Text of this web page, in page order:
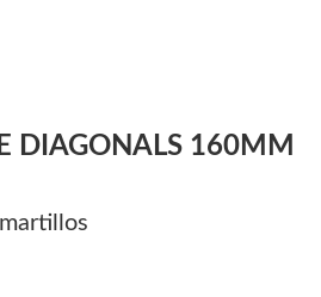
DIAGONALS 160MM